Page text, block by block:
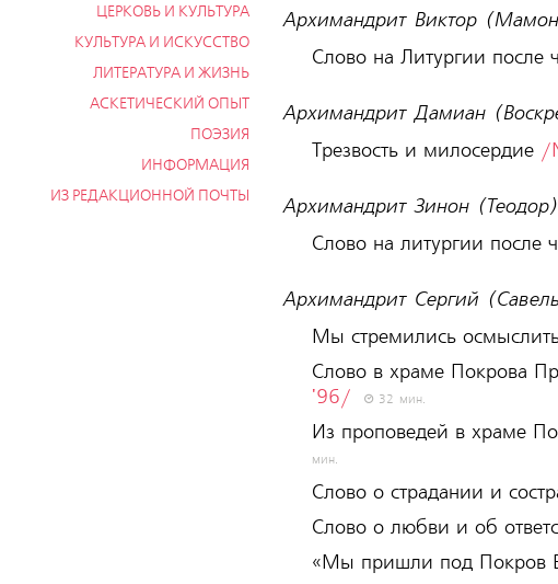
ЦЕРКОВЬ И КУЛЬТУРА
КУЛЬТУРА И ИСКУССТВО
ЛИТЕРАТУРА И ЖИЗНЬ
АСКЕТИЧЕСКИЙ ОПЫТ
ПОЭЗИЯ
ИНФОРМАЦИЯ
ИЗ РЕДАКЦИОННОЙ ПОЧТЫ
Архимандрит Виктор
Слово на Литургии после
Архимандрит Дамиан
Трезвость и милосердие /
Архимандрит Зинон (Теодор)
Слово на литургии после
Архимандрит Сергий
Мы стремились
Слово в храме Покрова
'96/
32 мин.
Из проповедей в храме
мин.
Слово о страдании и
Слово о любви и об
«Мы пришли под Покров